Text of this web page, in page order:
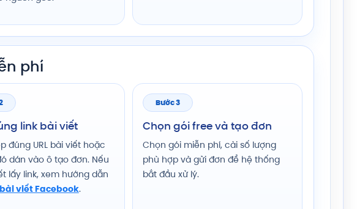
phí
link bài viết
đúng URL bài viết hoặc
dán vào ô tạo đơn. Nếu
lấy link, xem hướng dẫn
viết Facebook.
Bước 3
Chọn gói free và tạo đơn
Chọn gói miễn phí, cài số lượng
phù hợp và gửi đơn để hệ thống
bắt đầu xử lý.